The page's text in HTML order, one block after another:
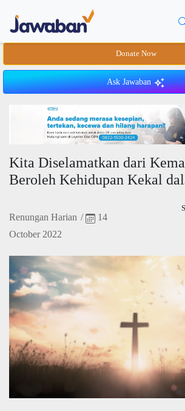
Donate Now
Ask Jawaban
Kita Diselamatkan dari
Beroleh Kehidupan Kekal
Renungan Harian /
14
October 2022